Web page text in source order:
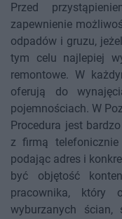
Przed
zapewnienie
odpadów i gruzu,
tym celu najlepiej
remontowe. W
oferują do
pojemnościach. W
Procedura jest
z firmą
podając adres i
być objętość
pracownika, który
wyburzanych